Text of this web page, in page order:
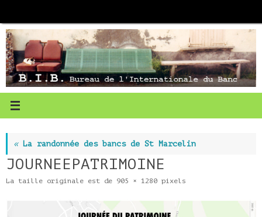
contenu
«La randonnée des bancs de St Marcelin
JOURNEEPATRIMOINE
La taille originale est de 905 × 1280 pixels